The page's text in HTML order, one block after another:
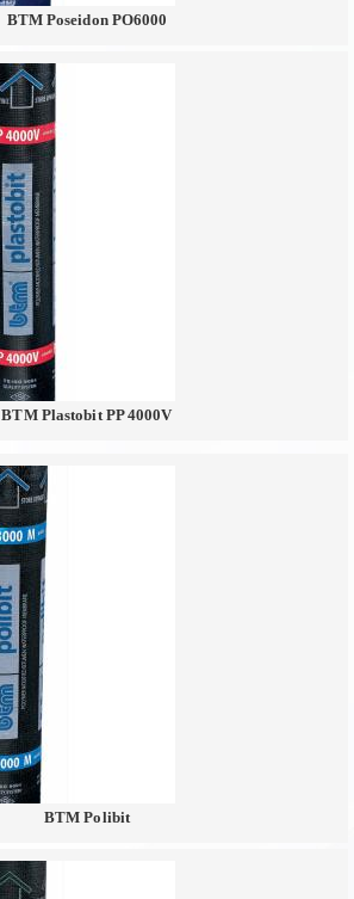
BTM Poseidon PO6000
BTM Plastobit PP 4000V
BTM Polibit